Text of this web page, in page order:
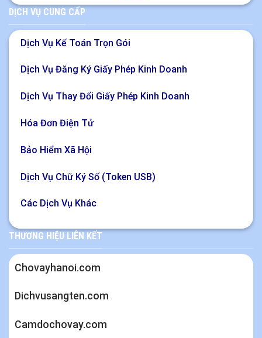
DỊCH VỤ CUNG CẤP
Dịch Vụ Kế Toán Trọn Gói
Dịch Vụ Đăng Ký Giấy Phép Kinh Doanh
Dịch Vụ Thay Đổi Giấy Phép Kinh Doanh
Hóa Đơn Điện Tử
Bảo Hiểm Xã Hội
Dịch Vụ Chữ Ký Số (Token USB)
Các Dịch Vụ Khác
THƯƠNG HIỆU LIÊN KẾT
Chovayhanoi.com
Dichvusangten.com
Camdochovay.com